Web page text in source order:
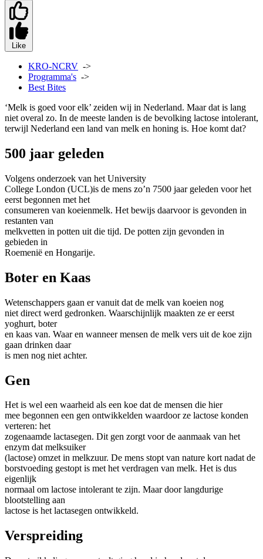
Like
KRO-NCRV ->
Programma's ->
Best Bites
‘Melk is goed voor elk’ zeiden wij in Nederland. Maar dat is lang
niet overal zo. In de meeste landen is de bevolking lactose intolerant,
terwijl Nederland een land van melk en honing is. Hoe komt dat?
500 jaar geleden
Volgens onderzoek van het University
College London (UCL)is de mens zo’n 7500 jaar geleden voor het
eerst begonnen met het
consumeren van koeienmelk. Het bewijs daarvoor is gevonden in
restanten van
melkvetten in potten uit die tijd. De potten zijn gevonden in
gebieden in
Roemenië en Hongarije.
Boter en Kaas
Wetenschappers gaan er vanuit dat de melk van koeien nog
niet direct werd gedronken. Waarschijnlijk maakten ze er eerst
yoghurt, boter
en kaas van. Waar en wanneer mensen de melk vers uit de koe zijn
gaan drinken daar
is men nog niet achter.
Gen
Het is wel een waarheid als een koe dat de mensen die hier
mee begonnen een gen ontwikkelden waardoor ze lactose konden
verteren: het
zogenaamde lactasegen. Dit gen zorgt voor de aanmaak van het
enzym dat melksuiker
(lactose) omzet in melkzuur. De mens stopt van nature kort nadat de
borstvoeding gestopt is met het verdragen van melk. Het is dus
eigenlijk
normaal om lactose intolerant te zijn. Maar door langdurige
blootstelling aan
lactose is het lactasegen ontwikkeld.
Verspreiding